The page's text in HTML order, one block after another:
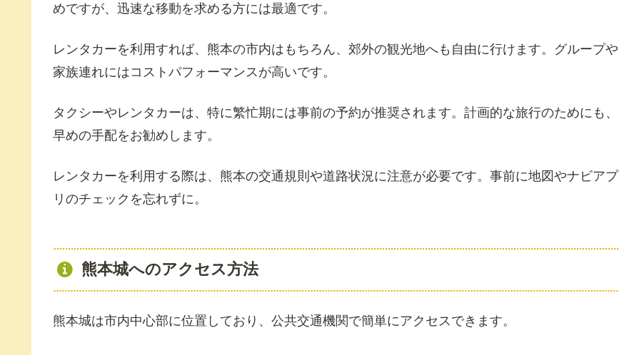
めですが、迅速な移動を求める方には最適です。
レンタカーを利用すれば、熊本の市内はもちろん、郊外の観光地へも自由に行けます。グループや
家族連れにはコストパフォーマンスが高いです。
タクシーやレンタカーは、特に繁忙期には事前の予約が推奨されます。計画的な旅行のためにも、
早めの手配をお勧めします。
レンタカーを利用する際は、熊本の交通規則や道路状況に注意が必要です。事前に地図やナビアプ
リのチェックを忘れずに。
熊本城へのアクセス方法
熊本城は市内中心部に位置しており、公共交通機関で簡単にアクセスできます。